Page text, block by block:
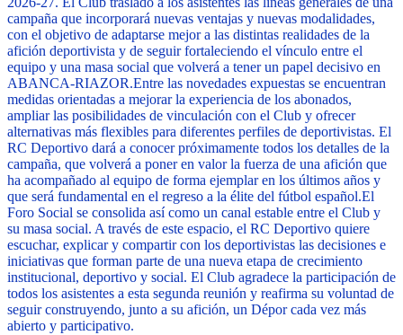
campaña que incorporará nuevas ventajas y nuevas modalidades,
con el objetivo de adaptarse mejor a las distintas realidades de la
afición deportivista y de seguir fortaleciendo el vínculo entre el
equipo y una masa social que volverá a tener un papel decisivo en
ABANCA-RIAZOR.Entre las novedades expuestas se encuentran
medidas orientadas a mejorar la experiencia de los abonados,
ampliar las posibilidades de vinculación con el Club y ofrecer
alternativas más flexibles para diferentes perfiles de deportivistas. El
RC Deportivo dará a conocer próximamente todos los detalles de la
campaña, que volverá a poner en valor la fuerza de una afición que
ha acompañado al equipo de forma ejemplar en los últimos años y
que será fundamental en el regreso a la élite del fútbol español.El
Foro Social se consolida así como un canal estable entre el Club y
su masa social. A través de este espacio, el RC Deportivo quiere
escuchar, explicar y compartir con los deportivistas las decisiones e
iniciativas que forman parte de una nueva etapa de crecimiento
institucional, deportivo y social. El Club agradece la participación de
todos los asistentes a esta segunda reunión y reafirma su voluntad de
seguir construyendo, junto a su afición, un Dépor cada vez más
abierto y participativo.